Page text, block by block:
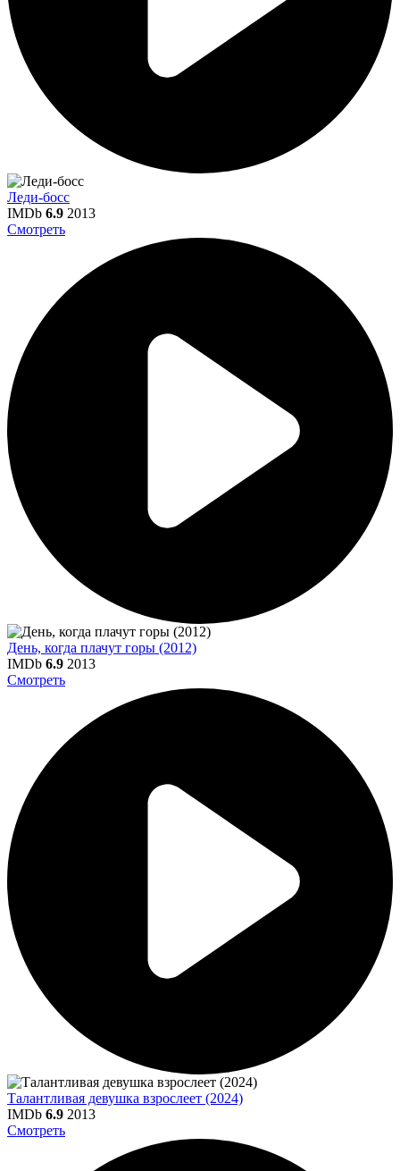
Леди-босс
IMDb 6.9 2013
Смотреть
День, когда плачут горы (2012)
IMDb 6.9 2013
Смотреть
Талантливая девушка взрослеет (2024)
IMDb 6.9 2013
Смотреть